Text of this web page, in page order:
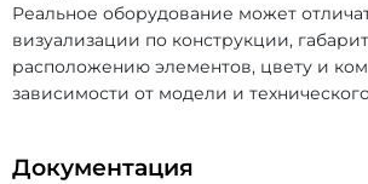
Реальное оборудование может
визуализации по конструкции,
расположению элементов, цвету и
зависимости от модели и
Документация